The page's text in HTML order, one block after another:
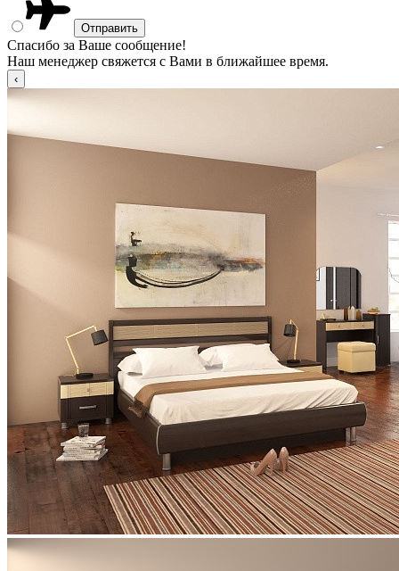
Спасибо за Ваше сообщение!
Наш менеджер свяжется с Вами в ближайшее время.